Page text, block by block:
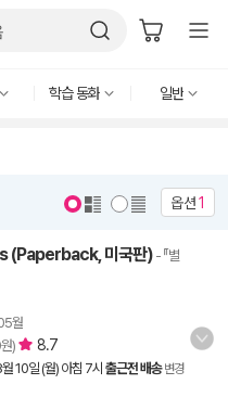
학습 동화 일반
옵션1
(Paperback, 미국판) - 『별
월
) 8.7
10일 (월) 아침 7시 출근전 배송 변경